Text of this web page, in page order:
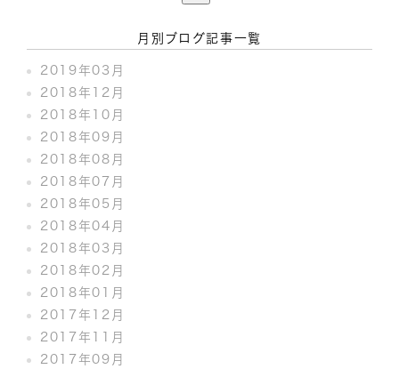
月別ブログ記事一覧
2019年03月
2018年12月
2018年10月
2018年09月
2018年08月
2018年07月
2018年05月
2018年04月
2018年03月
2018年02月
2018年01月
2017年12月
2017年11月
2017年09月